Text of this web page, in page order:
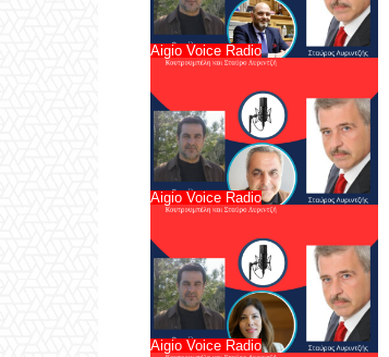
Aigio Voice Radio
Aigio Voice Radio
Aigio Voice Radio